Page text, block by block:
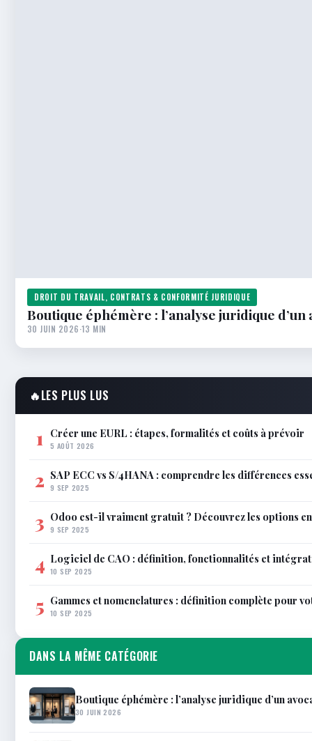
DROIT DU TRAVAIL, CONTRATS & CONFORMITÉ JURIDIQUE
Boutique éphémère : l’analyse juridique d’un
30 JUIN 2026·13 MIN
🔥LES PLUS LUS
1 Créer une EURL : étapes, formalités et coûts à prévoir
5 AOÛT 2026
2 SAP ECC vs S/4HANA : comprendre les différences
9 SEP 2025
3 Odoo est-il vraiment gratuit ? Découvrez les options
9 SEP 2025
4 Logiciel de CAO : définition, fonctionnalités et
10 SEP 2025
5 Gammes et nomenclatures : définition complète pour
10 SEP 2025
DANS LA MÊME CATÉGORIE
Boutique éphémère : l’analyse juridique d’un
30 JUIN 2026